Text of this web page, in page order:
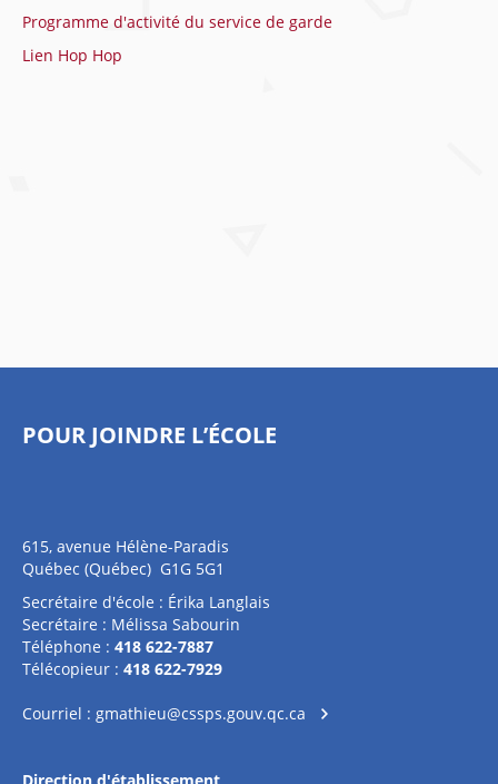
Programme d'activité du service de garde
Lien Hop Hop
POUR JOINDRE L’ÉCOLE
615, avenue Hélène-Paradis
Québec (Québec) G1G 5G1
Secrétaire d'école : Érika Langlais
Secrétaire : Mélissa Sabourin
Téléphone : 418 622-7887
Télécopieur : 418 622-7929
Courriel : gmathieu@cssps.gouv.qc.ca